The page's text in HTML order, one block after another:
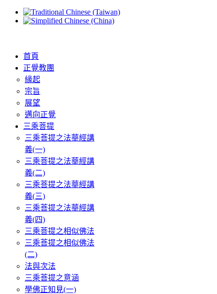
首頁
正覺教團
緣起
宗旨
展望
邁向正覺
三乘菩提
三乘菩提之法華經講
義(一)
三乘菩提之法華經講
義(二)
三乘菩提之法華經講
義(三)
三乘菩提之法華經講
義(四)
三乘菩提之相似佛法
三乘菩提之相似佛法
(二)
法與次法
三乘菩提之意涵
學佛正知見(一)